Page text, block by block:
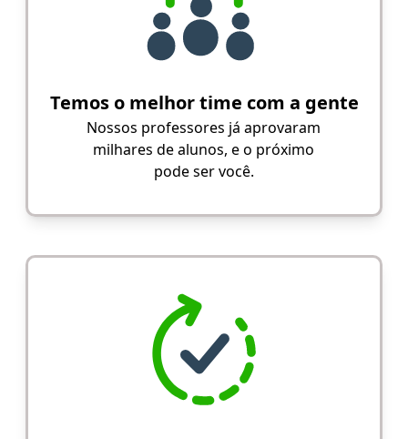
Temos o melhor time com a gente
Nossos professores já aprovaram
milhares de alunos, e o próximo
pode ser você.